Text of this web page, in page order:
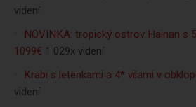
videní
NOVINKA: tropický ostrov Hainan s
1099€ 1 029x videní
Krabi s letenkami a 4* vilami v
videní